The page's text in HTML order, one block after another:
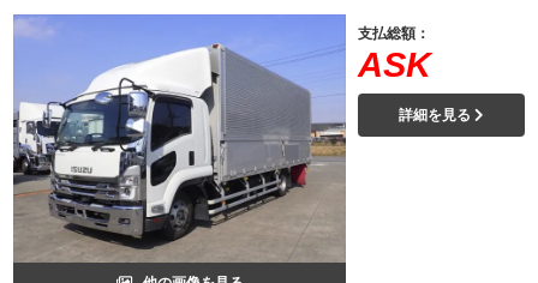
支払総額：
ASK
詳細を見る